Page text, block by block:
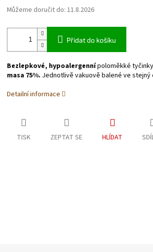
Můžeme doručit do: 11.8.2026
Přidat do košíku
Bezlepkové, hypoalergennípoloměkké
masa 75%. Jednotlivě vakuově balené ve
Detailní informace
TISK ZEPTAT SE HLÍDAT